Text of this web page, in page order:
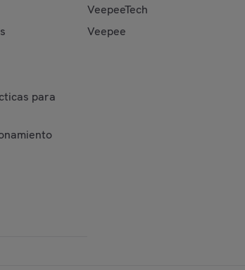
para
VeepeeTech
Veepee